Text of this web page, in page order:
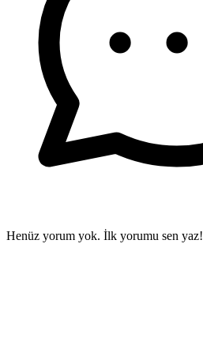
Henüz yorum yok. İlk yorumu sen yaz!